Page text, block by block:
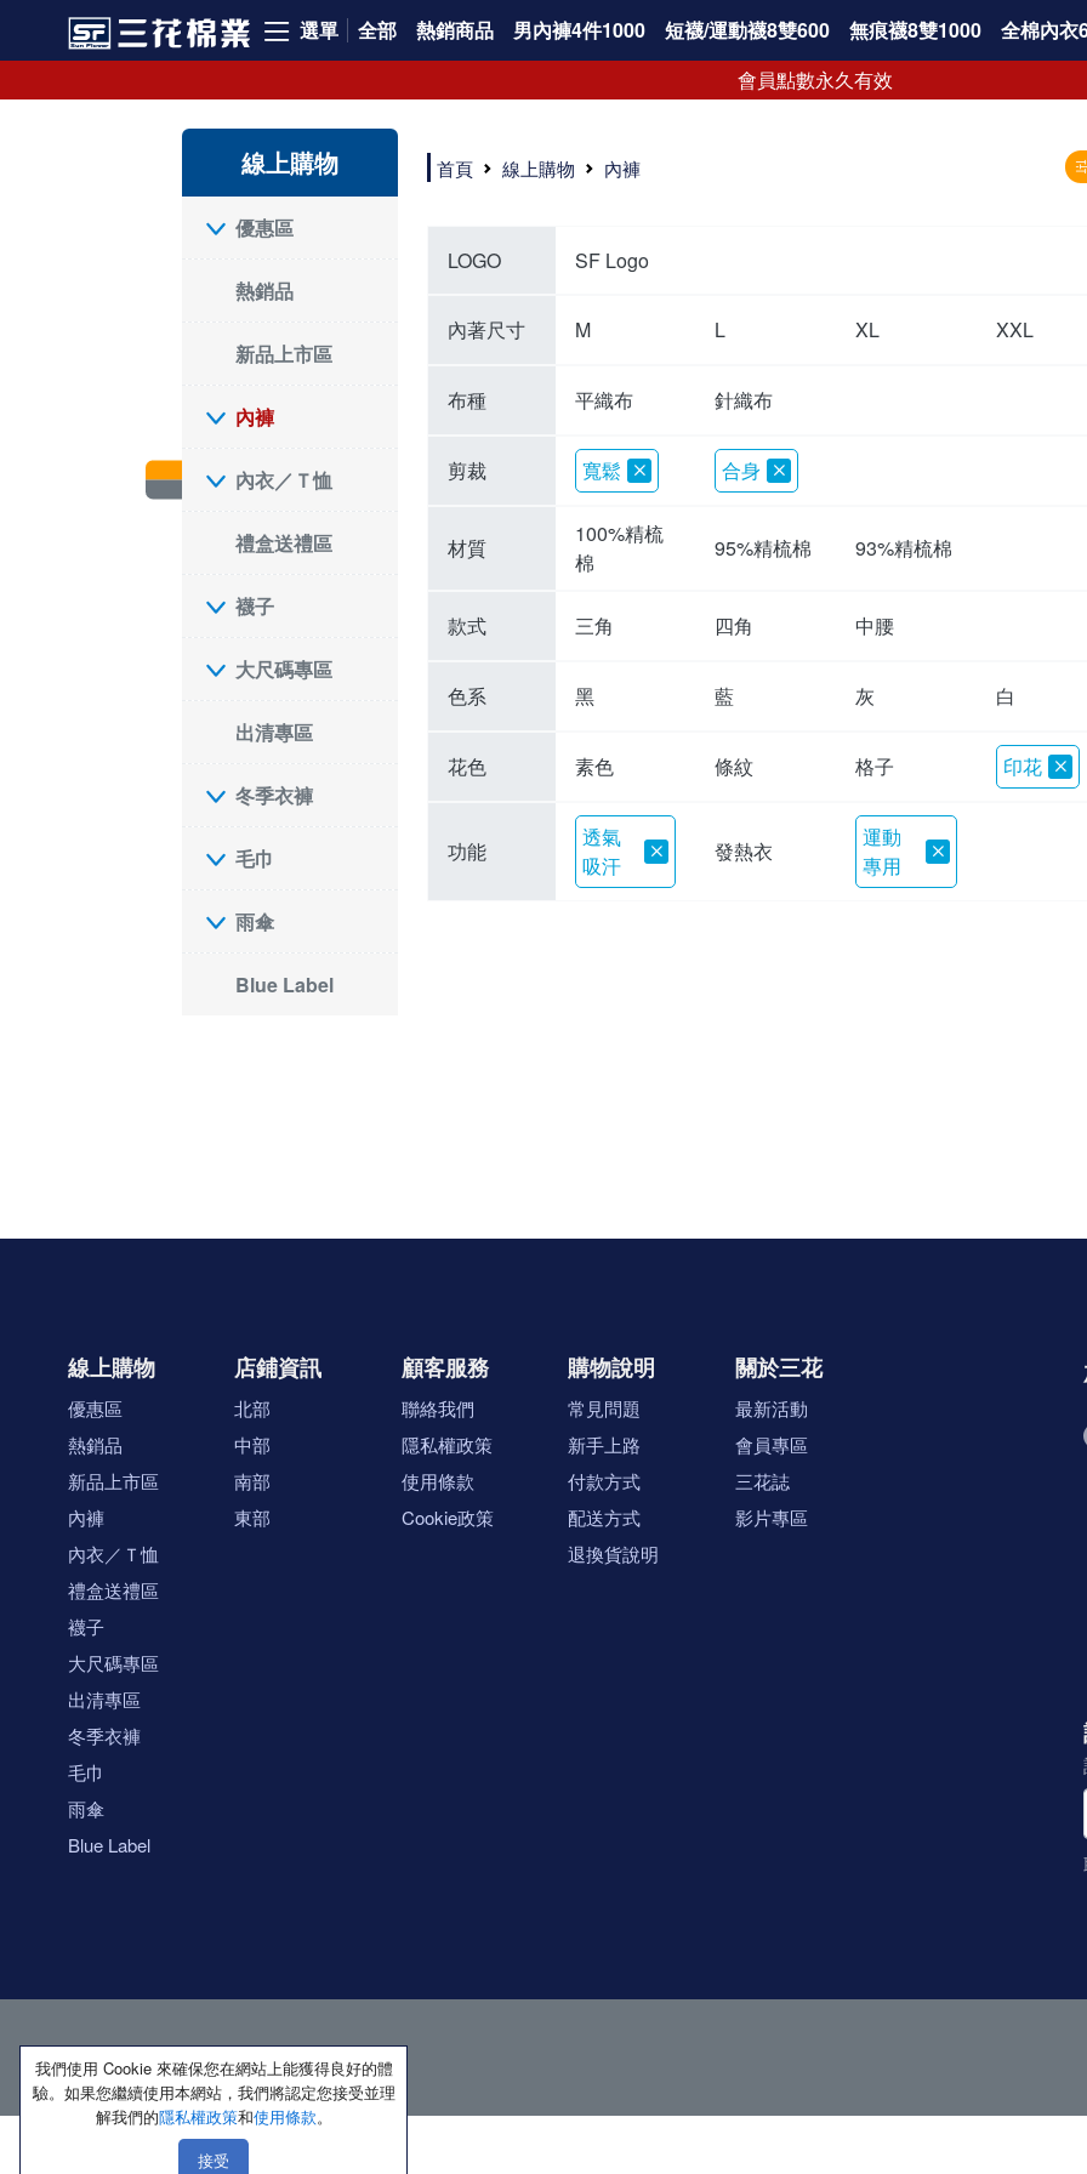
選單 全部 熱銷商品 男內褲4件1000 短襪/運動襪8雙600 無痕襪8雙1000 全棉內衣
會員點數永久有效
線上購物
優惠區
熱銷品
新品上市區
內褲
內衣／Ｔ恤
禮盒送禮區
襪子
大尺碼專區
出清專區
冬季衣褲
毛巾
雨傘
Blue Label
選擇內褲、平口褲、純棉內褲首重品質。舒適、透氣的內褲、平口褲、純棉內褲能影響健康，須謹慎挑選。三花內褲透氣不悶，值得信賴！
三花內褲、平口褲、純棉內褲50年來持續升級，符合人體工學設計，柔軟無勒痕的鬆緊帶。三花內褲是肌膚好友，口碑熱銷！
選擇內褲首重品質。三花內褲50年來不斷升級，證明其卓越品質。符合人體工學剪裁，柔軟無痕鬆緊帶，是必買首選。兼具品質與外型，與肌膚零感接觸，穿著舒適，看來有質感。三花內褲設計獨特，質料優良，專業剪裁，呵護肌膚。新鮮高品質棉材製成，多款選擇，耐洗耐穿，三花內褲絕對首選。
"內褲購買及使用經驗網友來信分享 近年來，我經常在大型連鎖賣場如佳瑪、美華泰等地看到三花內褲的展示。最近一兩年，甚至百貨公司及街頭店鋪都開始大量出現三花專櫃或專賣店。我猜測，這應該是三花在營運策略上的調整，才使得這些改變成為現實。 本來，三花內褲一直是消費者選購內褲時的熱門選項之一。內褲櫃點的增多使我更加注意到這個品牌，因此我在選購內褲時，特意多研究了一下三花內褲的設計。 先從內褲外層包裝談起，有些內褲有PP袋包裝，有些則沒有。雖然這是一件小事，但我發現朋友們中有人會介意內褲包裝沒有PP袋。他們認為沒有PP袋會使包裝不夠精美。對我來說，有PP袋確實能提升包裝的精緻度，但內褲不裝PP袋其實也算是環保。所以，這就看每個人對內褲包裝的需求和感受了。 每次購買內褲時，我都會特別帶一件五片式剪裁的內褲。三花的平口內褲被稱為全國第一件五片式剪裁內褲，這話應該不是隨便說說的，畢竟三花是一個擁有超過50年歷史的老品牌，專注於研發和改良內褲。當初，我覺得這種設計有些花俏，只是圖個新鮮買來試試，結果發現內褲多一片真的有其優勢，尤其是減少了內褲卡屁的次數。雖然這個狀況不可能完全消失，但大大增加了穿著的舒適度。 三花內褲的價格也在我能接受的範圍內，因此它逐漸成為我的心頭好。此外，內褲選購時的另一個重要因素是鬆緊帶。看內褲是否舊了，第一眼通常看鬆緊帶。故意或不小心露出內褲褲頭的時候，印象分數也是由鬆緊帶決定的。 很多內褲品牌強調鬆緊帶的造型及花樣，這類內褲非常適合一些特殊場合，如單身聯誼或約會時穿著，能夠加分不少。日常使用的內褲則建議選擇鬆緊帶不易鬆垮的，花樣其次。三花特別強調內褲鬆緊帶的耐洗度，而其他品牌鮮少提及這一點。 分場合選擇內褲是我的習慣。特殊場合內褲要講究一點，但平日則需要選擇鬆緊帶有保障的內褲。畢竟，內褲是每天陪伴我們超過12個小時的衣物，找到適合自己且耐洗耐穿高CP值的內褲才是最明智的選擇。 內褲畢竟是消耗品，定期更換非常重要。如果內褲沾染到髒污或處於潮濕的環境，就不應該撐太久。這是因為內褲長期接觸身體的重要部位，所以選擇和保養都要謹慎。 以上是我個人的內褲使用分享，並非業配，不代表任何人的立場。內褲還是要以自身體驗最為準確。希望大家都能找到適合自己的內褲，並多多支持台灣品牌。"
首頁 線上購物 內褲
LOGO SF Logo
內著尺寸 M L XL XXL
布種 平織布 針織布
剪裁 寬鬆 合身
材質
100%精梳
棉
95%精梳棉 93%精梳棉
款式 三角 四角 中腰
色系 黑 藍 灰 白
花色 素色 條紋 格子 印花
功能
透氣
吸汗
發熱衣
運動
專用
線上購物
優惠區
熱銷品
新品上市區
內褲
內衣／Ｔ恤
禮盒送禮區
襪子
大尺碼專區
出清專區
冬季衣褲
毛巾
雨傘
Blue Label
店鋪資訊
北部
中部
南部
東部
顧客服務
聯絡我們
隱私權政策
使用條款
Cookie政策
購物說明
常見問題
新手上路
付款方式
配送方式
退換貨說明
關於三花
最新活動
會員專區
三花誌
影片專區
著作權所有 保留一切權利
我們使用 Cookie 來確保您在網站上能獲得良好的體
驗。如果您繼續使用本網站，我們將認定您接受並理
解我們的隱私權政策和使用條款。
接受